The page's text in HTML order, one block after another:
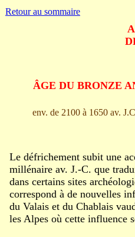
ÂGE DU BRONZE
Le défrichement subit une
millénaire av. J.-C. que
dans certains sites
correspond à de nouvelles
du Valais et du Chablais
les Alpes où cette influence
Retour au sommaire
env. de 2100 à 1650 av.